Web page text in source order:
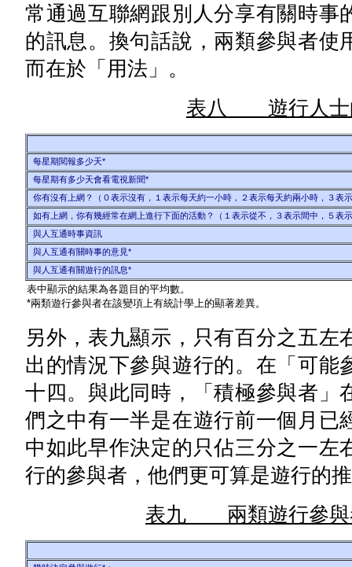
常通過互聯網跟別人分享有關時事
的訊息。換句話說，兩類參與者使
而在於「用法」。
表八 遊行人士
每星期閱報多少天*
每星期有多少天會看電視新聞*
你有沒有上網？（０表示沒有，１表示每天約一小時，２表示每天約兩小時，３表
如有上網，你有幾經常在網上進行下面的活動？（１表示從不，３表示間中，５表
與人互通時事資訊
與人互通有關時事的意見*
與人互通有關遊行的訊息*
表中顯示的結果為各題目的平均數。
*兩類遊行參與者在該變項上有統計學上的顯著差異。
另外，表九顯示，只有百分之五
出的情況下參與遊行的。在「可能
十四。與此同時，「積極參與者」
們之中有一半是在遊行前一個月已
中如此早作決定的只佔三分之一左
行的參與者，他們更可算是遊行的
表九 兩類遊行參與